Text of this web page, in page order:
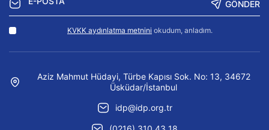
GÖNDER
KVKK aydınlatma metnini okudum, anladım.
Aziz Mahmut Hüdayi, Türbe Kapısı Sok. No: 13, 34672
Üsküdar/İstanbul
idp@idp.org.tr